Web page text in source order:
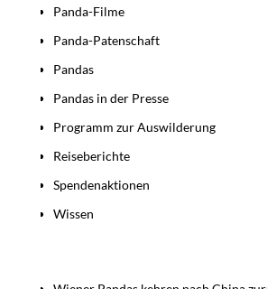
Panda-Filme
Panda-Patenschaft
Pandas
Pandas in der Presse
Programm zur Auswilderung
Reiseberichte
Spendenaktionen
Wissen